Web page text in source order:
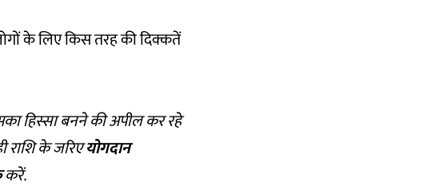
के लिए किस तरह की दिक्कतें
हिस्सा बनने की अपील कर रहे
राशि के जरिएयोगदान
करें.